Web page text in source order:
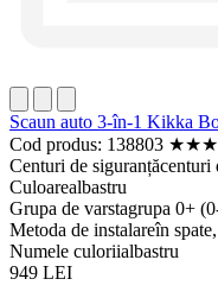
Scaun auto 3-în-1 Kikka
Cod produs: 138803 ★★★
Centuri de siguranțăcenturi
Culoarealbastru
Grupa de varstagrupa 0+
Metoda de instalareîn
Numele culoriialbastru
949 LEI